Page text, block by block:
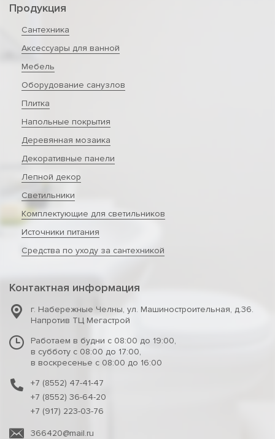
Продукция
Сантехника
Аксессуары для ванной
Мебель
Оборудование санузлов
Плитка
Напольные покрытия
Деревянная мозаика
Декоративные панели
Лепной декор
Светильники
Комплектующие для светильников
Источники питания
Средства по уходу за сантехникой
Контактная информация
г. Набережные Челны, ул. Машиностроительная, д.36.
Напротив ТЦ Мегастрой
Работаем в будни с 08:00 до 19:00,
в субботу с 08:00 до 17:00,
в воскресенье с 08:00 до 16:00
+7 (8552) 47-41-47
+7 (8552) 36-64-20
+7 (917) 223-03-76
366420@mail.ru